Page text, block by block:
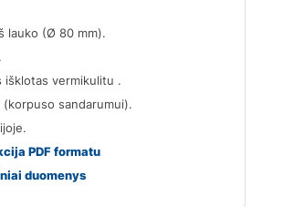
lauko (Ø 80 mm).
vermikulitu .
sandarumui).
PDF formatu
duomenys